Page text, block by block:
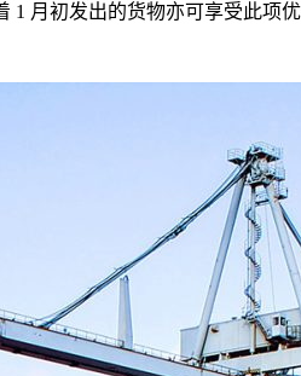
月初发出的货物亦可享受此项